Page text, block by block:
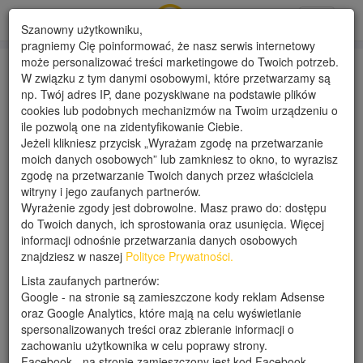
Magic Nails - Stylizacja
Paznokci i Pielęgnacja
dłoni
Data dodania: 09-02-2020
Wyświetleń: 1805 (unikalne: 908)
Opis Szczegóły oferty Opinie
Chcesz zadbać o swoje dłonie? Interesuje Cię
manicure hybrydowy, żelowy czy może klasyczny?
Szanowny użytkowniku,
pragniemy Cię poinformować, że nasz serwis internetowy
może personalizować treści marketingowe do Twoich potrzeb.
W związku z tym danymi osobowymi, które przetwarzamy są
np. Twój adres IP, dane pozyskiwane na podstawie plików
cookies lub podobnych mechanizmów na Twoim urządzeniu o
ile pozwolą one na zidentyfikowanie Ciebie.
Jeżeli klikniesz przycisk „Wyrażam zgodę na przetwarzanie
moich danych osobowych” lub zamkniesz to okno, to wyrazisz
zgodę na przetwarzanie Twoich danych przez właściciela
witryny i jego zaufanych partnerów.
Wyrażenie zgody jest dobrowolne. Masz prawo do: dostępu
do Twoich danych, ich sprostowania oraz usunięcia. Więcej
informacji odnośnie przetwarzania danych osobowych
znajdziesz w naszej Polityce Prywatności.
Lista zaufanych partnerów:
Google - na stronie są zamieszczone kody reklam Adsense
oraz Google Analytics, które mają na celu wyświetlanie
spersonalizowanych treści oraz zbieranie informacji o
zachowaniu użytkownika w celu poprawy strony.